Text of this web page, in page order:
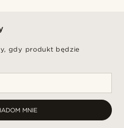
gdy produkt będzie
MNIE